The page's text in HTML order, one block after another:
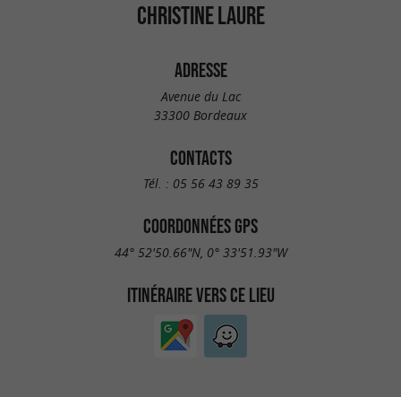
CHRISTINE LAURE
ADRESSE
Avenue du Lac
33300 Bordeaux
CONTACTS
Tél. : 05 56 43 89 35
COORDONNÉES GPS
44° 52'50.66"N, 0° 33'51.93"W
ITINÉRAIRE VERS CE LIEU